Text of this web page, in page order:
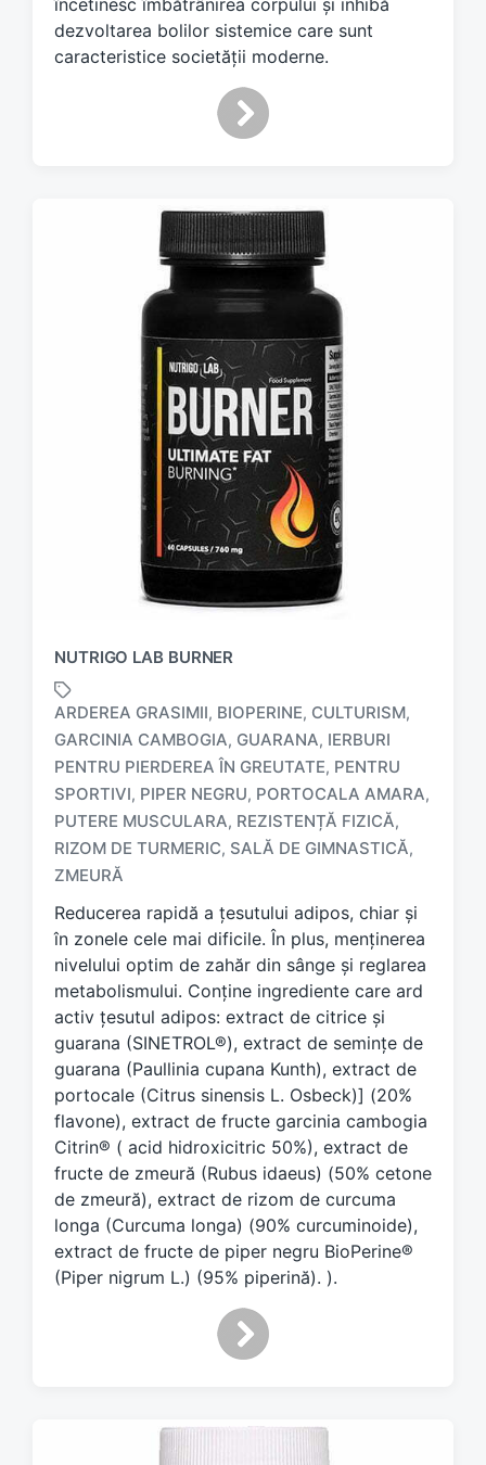
încetinesc îmbătrânirea corpului și inhibă
dezvoltarea bolilor sistemice care sunt
caracteristice societății moderne.
NUTRIGO LAB BURNER
T
a
g
e
d
w
t
h
ARDEREA GRASIMII, BIOPERINE, CULTURISM,
GARCINIA CAMBOGIA, GUARANA, IERBURI
PENTRU PIERDEREA ÎN GREUTATE, PENTRU
SPORTIVI, PIPER NEGRU, PORTOCALA AMARA,
PUTERE MUSCULARA, REZISTENȚĂ FIZICĂ,
RIZOM DE TURMERIC, SALĂ DE GIMNASTICĂ,
ZMEURĂ
Reducerea rapidă a țesutului adipos, chiar și
în zonele cele mai dificile. În plus, menținerea
nivelului optim de zahăr din sânge și reglarea
metabolismului. Conține ingrediente care ard
activ țesutul adipos: extract de citrice și
guarana (SINETROL®), extract de semințe de
guarana (Paullinia cupana Kunth), extract de
portocale (Citrus sinensis L. Osbeck)] (20%
flavone), extract de fructe garcinia cambogia
Citrin® ( acid hidroxicitric 50%), extract de
fructe de zmeură (Rubus idaeus) (50% cetone
de zmeură), extract de rizom de curcuma
longa (Curcuma longa) (90% curcuminoide),
extract de fructe de piper negru BioPerine®
(Piper nigrum L.) (95% piperină). ).